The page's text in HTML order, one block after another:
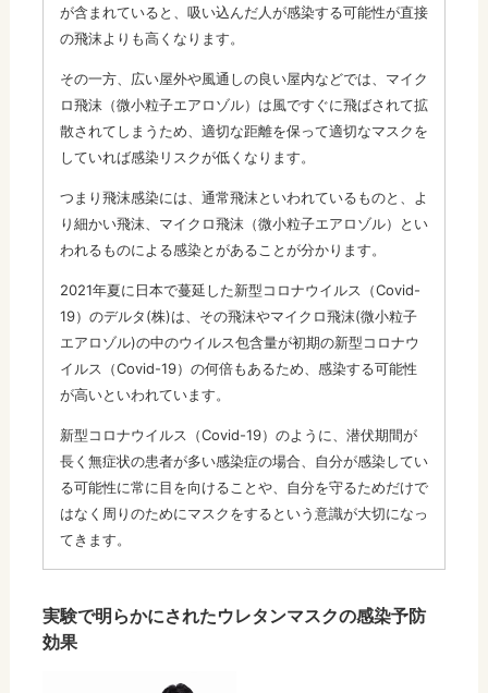
が含まれていると、吸い込んだ人が感染する可能性が直接
の飛沫よりも高くなります。
その一方、広い屋外や風通しの良い屋内などでは、マイク
ロ飛沫（微小粒子エアロゾル）は風ですぐに飛ばされて拡
散されてしまうため、適切な距離を保って適切なマスクを
していれば感染リスクが低くなります。
つまり飛沫感染には、通常飛沫といわれているものと、よ
り細かい飛沫、マイクロ飛沫（微小粒子エアロゾル）とい
われるものによる感染とがあることが分かります。
2021年夏に日本で蔓延した新型コロナウイルス（Covid-
19）のデルタ(株)は、その飛沫やマイクロ飛沫(微小粒子
エアロゾル)の中のウイルス包含量が初期の新型コロナウ
イルス（Covid-19）の何倍もあるため、感染する可能性
が高いといわれています。
新型コロナウイルス（Covid-19）のように、潜伏期間が
長く無症状の患者が多い感染症の場合、自分が感染してい
る可能性に常に目を向けることや、自分を守るためだけで
はなく周りのためにマスクをするという意識が大切になっ
てきます。
実験で明らかにされたウレタンマスクの感染予防
効果